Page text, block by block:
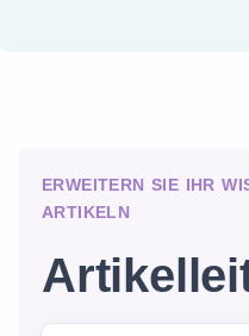
ERWEITERN SIE IHR
ARTIKELN